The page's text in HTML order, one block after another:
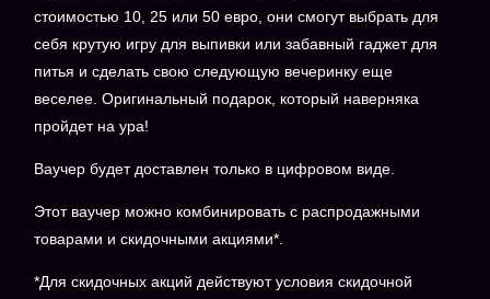
стоимостью 10, 25 или 50 евро, они смогут выбрать для
себя крутую игру для выпивки или забавный гаджет для
питья и сделать свою следующую вечеринку еще
веселее. Оригинальный подарок, который наверняка
пройдет на ура!
Ваучер будет доставлен только в цифровом виде.
Этот ваучер можно комбинировать с распродажными
товарами и скидочными акциями*.
*Для скидочных акций действуют условия скидочной